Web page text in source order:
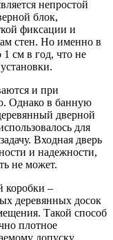
непростой
блок,
фиксации и
стен. Но именно в
1 см в год, что не
и при
Однако в банную
дверной
для
Входная дверь
и надежности,
не может.
коробки –
деревянных досок
Такой способ
плотное